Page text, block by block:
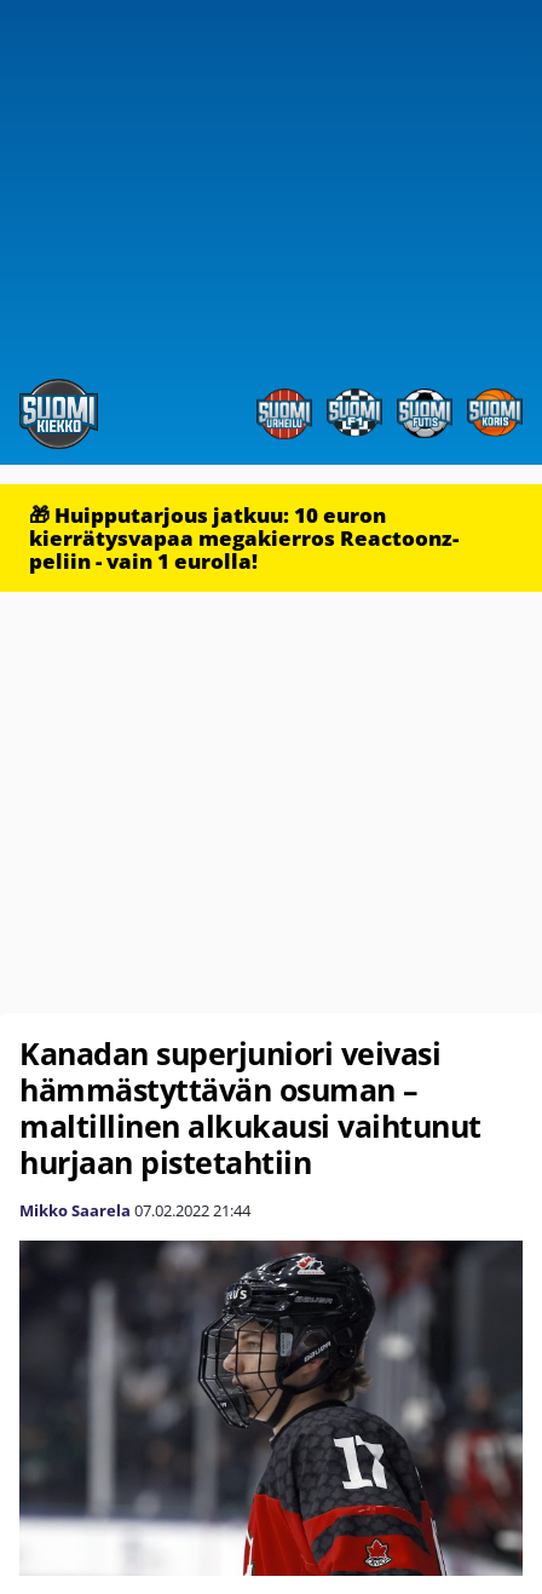
🎁 Huipputarjous jatkuu: 10 euron
kierrätysvapaa megakierros Reactoonz-
peliin - vain 1 eurolla!
Kanadan superjuniori veivasi
hämmästyttävän osuman –
maltillinen alkukausi vaihtunut
hurjaan pistetahtiin
Mikko Saarela 07.02.202221:44